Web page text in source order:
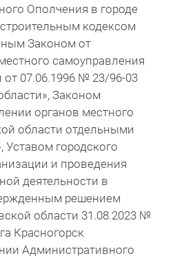
Ополчения в городе
кодексом
Законом от
самоуправления
07.06.1996 № 23/96-03
Законом
органов местного
области отдельными
городского
и проведения
деятельности в
решением
области 31.08.2023 №
Красногорск
Административного